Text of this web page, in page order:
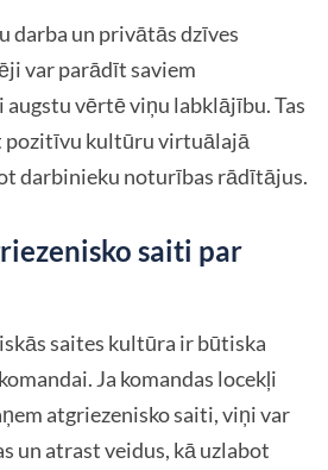
darba un privātās dzīves
var parādīt saviem
vērtē viņu labklājību. Tas
pozitīvu kultūru virtuālajā
darbinieku noturības rādītājus.
saiti par
saites kultūra ir būtiska
Ja komandas locekļi
atgriezenisko saiti, viņi var
un atrast veidus, kā uzlabot